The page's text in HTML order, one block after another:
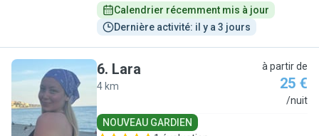
Calendrier récemment mis à jour
Dernière activité: il y a 3 jours
L
6. Lara
4 km
à partir de
25 €
/nuit
NOUVEAU GARDIEN